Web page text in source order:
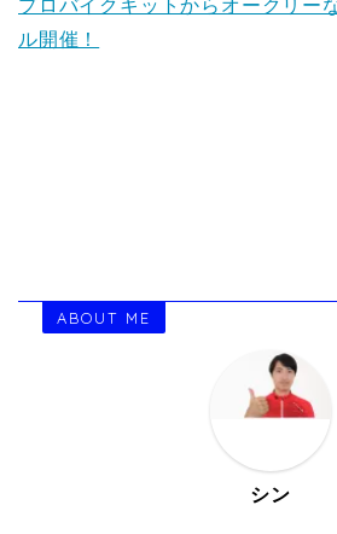
プロバイクキットからオークリー
ル開催！
ABOUT ME
シン